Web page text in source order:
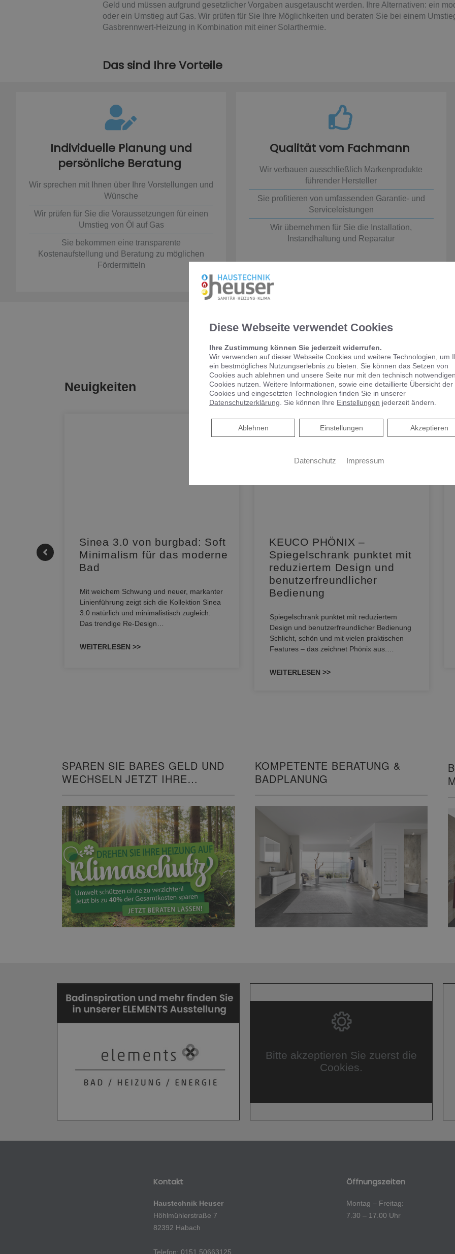
Geld und müssen aufgrund gesetzlicher Vorgaben ausgetauscht werden. Ihre Alternativen: ein
oder ein Umstieg auf Gas. Wir prüfen für Sie Ihre Möglichkeiten und beraten Sie bei einem
Gasbrennwert-Heizung in Kombination mit einer Solarthermie.
Das sind Ihre Vorteile
Individuelle Planung und
persönliche Beratung
Wir sprechen mit Ihnen über Ihre Vorstellungen und
Wünsche
Wir prüfen für Sie die Voraussetzungen für einen
Umstieg von Öl auf Gas
Sie bekommen eine transparente
Kostenaufstellung und Beratung zu möglichen
Fördermitteln
Qualität vom Fachmann
Wir verbauen ausschließlich Markenprodukte
führender Hersteller
Sie profitieren von umfassenden Garantie- und
Serviceleistungen
Wir übernehmen für Sie die Installation,
Instandhaltung und Reparatur
Neuigkeiten
Sinea 3.0 von burgbad: Soft
Minimalism für das moderne
Bad
Mit weichem Schwung und neuer, markanter
Linienführung zeigt sich die Kollektion Sinea
3.0 natürlich und minimalistisch zugleich.
Das trendige Re-Design…
WEITERLESEN >>
KEUCO PHÖNIX –
Spiegelschrank punktet mit
reduziertem Design und
benutzerfreundlicher
Bedienung
Spiegelschrank punktet mit reduziertem
Design und benutzerfreundlicher Bedienung
Schlicht, schön und mit vielen praktischen
Features – das zeichnet Phönix aus.…
WEITERLESEN >>
SPAREN SIE BARES GELD UND
WECHSELN JETZT IHRE
KOMPETENTE BERATUNG &
BADPLANUNG
Bitte akzeptieren Sie zuerst die
Cookies.
Kontakt
Haustechnik Heuser
Höhlmühlerstraße 7
82392 Habach
Telefon: 0151 50663125
Öffnungszeiten
Montag – Freitag:
7.30 – 17.00 Uhr
Diese Webseite verwendet Cookies
Ihre Zustimmung können Sie jederzeit widerrufen.
Wir verwenden auf dieser Webseite Cookies und weitere Technologien, um
ein bestmögliches Nutzungserlebnis zu bieten. Sie können das Setzen von
Cookies auch ablehnen und unsere Seite nur mit den technisch notwendigen
Cookies nutzen. Weitere Informationen, sowie eine detaillierte Übersicht der
Cookies und eingesetzten Technologien finden Sie in unserer
Datenschutzerklärung . Sie können Ihre Einstellungen jederzeit ändern.
Akzeptieren
Einstellungen
Ablehnen
Ablehnen
Datenschutz Impressum